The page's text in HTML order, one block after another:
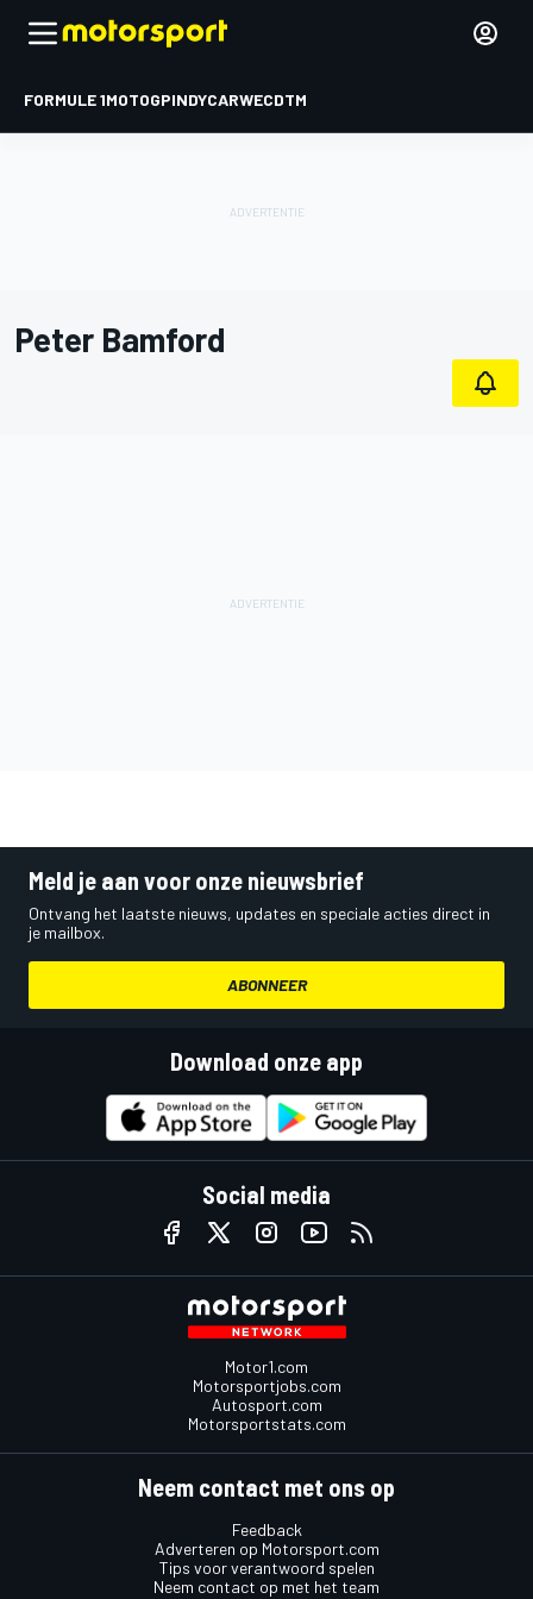
FORMULE 1MOTOGPINDYCARWECDTM
Peter Bamford
Meld je aan voor onze nieuwsbrief
Ontvang het laatste nieuws, updates en speciale acties direct in
je mailbox.
ABONNEER
Download onze app
Social media
Motor1.com
Motorsportjobs.com
Autosport.com
Motorsportstats.com
Neem contact met ons op
Feedback
Adverteren op Motorsport.com
Tips voor verantwoord spelen
Neem contact op met het team